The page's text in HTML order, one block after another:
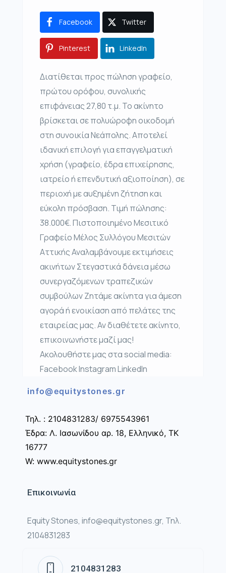
Facebook Twitter
Pinterest LinkedIn
Διατίθεται προς πώληση γραφείο,
πρώτου ορόφου, συνολικής
επιφάνειας 27,80 τ.μ. Το ακίνητο
βρίσκεται σε πολυώροφη οικοδομή
στη συνοικία Νεάπολης. Αποτελεί
ιδανική επιλογή για επαγγελματική
χρήση (γραφείο, έδρα επιχείρησης,
ιατρείο ή επενδυτική αξιοποίηση), σε
περιοχή με αυξημένη ζήτηση και
εύκολη πρόσβαση. Τιμή πώλησης:
38.000€. Πιστοποιημένο Μεσιτικό
Γραφείο Μέλος Συλλόγου Μεσιτών
Αττικής Αναλαμβάνουμε εκτιμήσεις
ακινήτων Στεγαστικά δάνεια μέσω
συνεργαζόμενων τραπεζικών
συμβούλων Ζητάμε ακίνητα για άμεση
αγορά ή ενοικίαση από πελάτες της
εταιρείας μας. Αν διαθέτετε ακίνητο,
επικοινωνήστε μαζί μας!
Ακολουθήστε μας στα social media:
Facebook Instagram LinkedIn
info@equitystones.gr
Τηλ. : 2104831283/ 6975543961
Έδρα: Λ. Ιασωνίδου αρ. 18, Ελληνικό, ΤΚ
16777
W: www.equitystones.gr
Επικοινωνία
Equity Stones, info@equitystones.gr, Τηλ.
2104831283
2104831283